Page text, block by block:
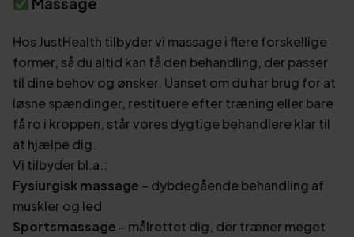
Hos JustHealth tilbyder vi massage i flere forskellige
former, så du altid kan få den behandling, der passer
til dine behov og ønsker. Uanset om du har brug for at
løsne spændinger, restituere efter træning eller bare
få ro i kroppen, står vores dygtige behandlere klar til
at hjælpe dig.
Vi tilbyder bl.a.:
Fysiurgisk massage – dybdegående behandling af
muskler og led
Sportsmassage – målrettet dig, der træner meget